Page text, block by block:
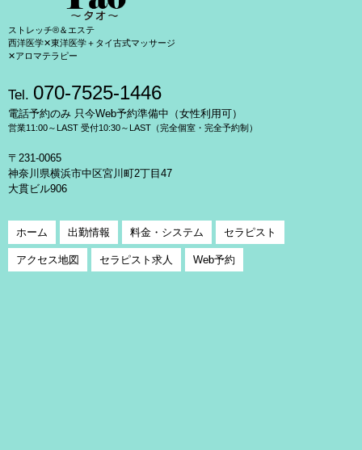
ストレッチ®＆エステ
西洋医学✕東洋医学＋タイ古式マッサージ
✕アロマテラピー
Tel. 070-7525-1446
電話予約のみ 只今Web予約準備中（女性利用可）
営業11:00～LAST 受付10:30～LAST（完全個室・完全予約制）
〒231-0065
神奈川県横浜市中区宮川町2丁目47
大貫ビル906
ホーム 出勤情報 料金・システム セラピスト
アクセス地図 セラピスト求人 Web予約